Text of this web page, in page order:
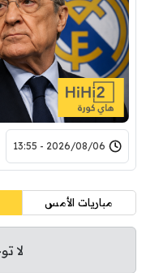
2026/08/06 - 13:55
مباريات الأمس
لا